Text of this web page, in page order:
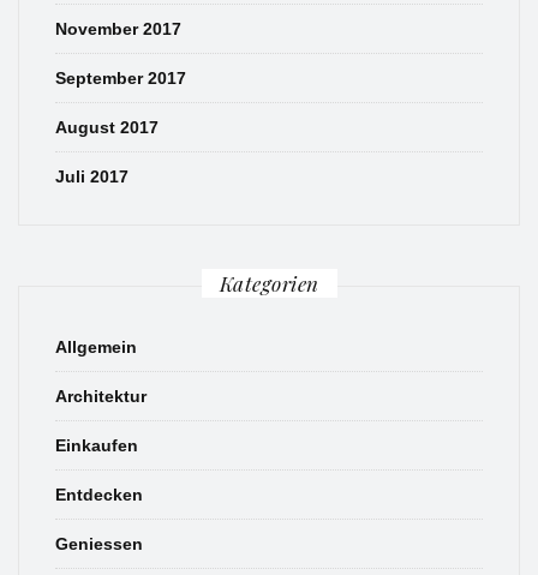
November 2017
September 2017
August 2017
Juli 2017
Kategorien
Allgemein
Architektur
Einkaufen
Entdecken
Geniessen